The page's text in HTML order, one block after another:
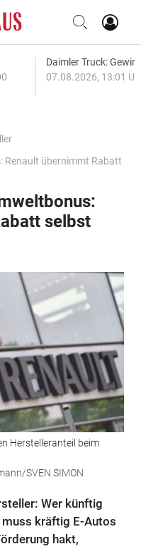
Daimler Truck:
07.08.2026, 13:01
Renault übernimmt Rabatt
selbst
Herstelleranteil beim
SVEN SIMON
Wer künftig
muss kräftig E-Autos
hakt,